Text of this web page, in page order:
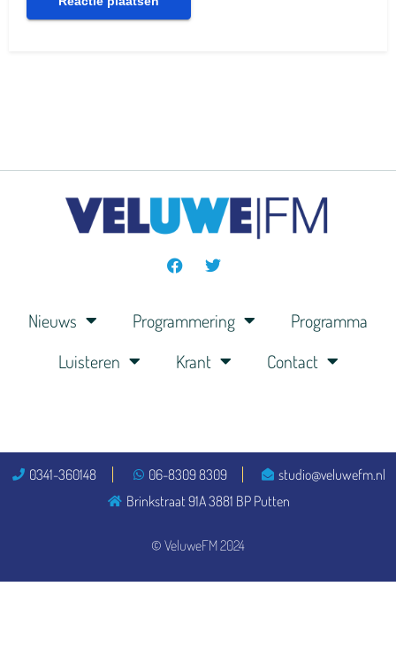
Nieuws Programmering
Programma
Luisteren
Krant Contact
© VeluweFM 2024
0341-360148 06-8309 8309
studio@veluwefm.nl
Brinkstraat 91A 3881 BP Putten